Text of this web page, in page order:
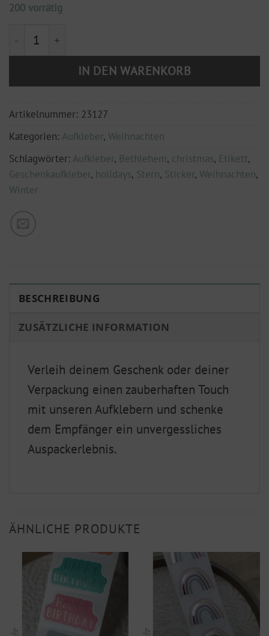
200 vorrätig
Geschenkaufkleber "Stern über Bethlehem" hellblau/
IN DEN WARENKORB
Artikelnummer: 23127
Kategorien: Aufkleber, Weihnachten
Schlagwörter: Aufkleber, Bethlehem, christmas, Etikett,
Geschenkaufkleber, holidays, Stern, Sticker, Weihnachten,
Winter
BESCHREIBUNG
ZUSÄTZLICHE INFORMATION
Verleih deinem Geschenk oder deiner
Verpackung einen zauberhaften Touch
mit unseren Aufklebern und schenke
dem Empfänger ein unvergessliches
Auspackerlebnis.
ÄHNLICHE PRODUKTE